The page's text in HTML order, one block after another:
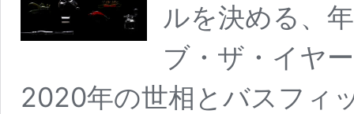
ルを決める、
ブ・ザ・イヤ
2020年の世相とバスフィ